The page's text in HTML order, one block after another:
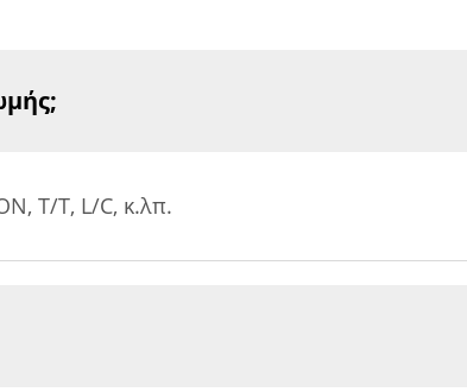
T/T, L/C, κ.λπ.